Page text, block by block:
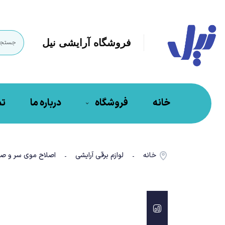
فروشگاه آرایشی نیل
خانه فروشگاه درباره ما
خانه - لوازم برقی آرایشی - اصلاح موی سر و